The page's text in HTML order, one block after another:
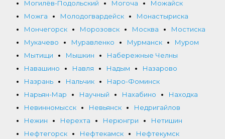
Могилёв-Подольский
Могоча
Можайск
Можга
Молодогвардейск
Монастыриска
Мончегорск
Морозовск Москва
Мостиска
Мукачево
Муравленко Мурманск
Муром
Мытищи
Мышкин
Набережные Челны
Навашино
Навля Надым
Назарово
Назрань
Нальчик
Наро-Фоминск
Нарьян-Мар
Научный Нахабино
Находка
Невинномысск
Невьянск
Недригайлов
Нежин
Нерехта Нерюнгри
Нетишин
Нефтегорск
Нефтекамск
Нефтекумск